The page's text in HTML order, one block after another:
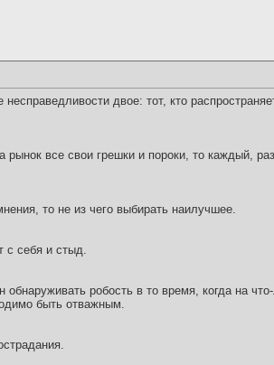
двое: тот, кто
все свои грешки и пороки, то каждый,
то не из чего выбирать наилучшее.
с себя и стыд.
робость в то время, когда на
быть отважным.